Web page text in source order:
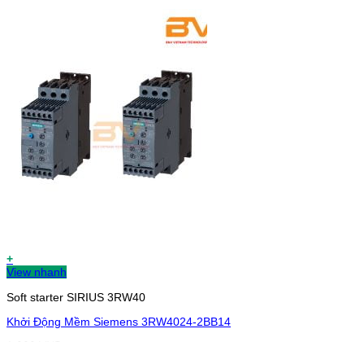
+
View nhanh
Soft starter SIRIUS 3RW40
Khởi Động Mềm Siemens 3RW4024-2BB14